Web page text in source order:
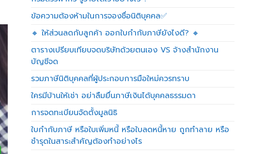
ข้อความต้องห้ามในการจองชื่อนิติบุคคล✅
🔸 ให้ส่วนลดกับลูกค้า ออกใบกำกับภาษียังไงดี? 🔸
ตารางเปรียบเทียบจดบริษัทด้วยตนเอง VS จ้างสำนักงาน
บัญชีจด
รวมภาษีนิติบุคคลที่ผู้ประกอบการมือใหม่ควรทราบ
ใครมีบ้านให้เช่า อย่าลืมยื่นภาษีเงินได้บุคคลธรรมดา
การจดทะเบียนจัดตั้งมูลนิธิ
ใบกำกับภาษี หรือใบเพิ่มหนี้ หรือใบลดหนี้หาย ถูกทำลาย หรือ
ชำรุดในสาระสำคัญต้องทำอย่างไร